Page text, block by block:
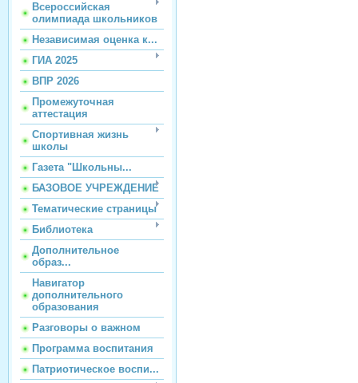
Всероссийская
олимпиада школьников
Независимая оценка к...
ГИА 2025
ВПР 2026
Промежуточная
аттестация
Спортивная жизнь
школы
Газета "Школьны...
БАЗОВОЕ УЧРЕЖДЕНИЕ
Тематические страницы
Библиотека
Дополнительное
образ...
Навигатор
дополнительного
образования
Разговоры о важном
Программа воспитания
Патриотическое воспи...